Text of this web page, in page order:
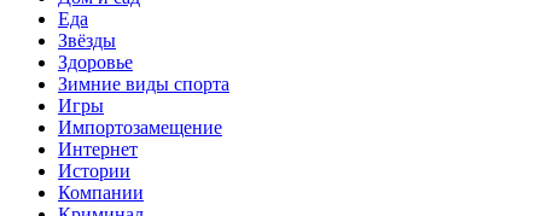
Еда
Звёзды
Здоровье
Зимние виды спорта
Игры
Импортозамещение
Интернет
Истории
Компании